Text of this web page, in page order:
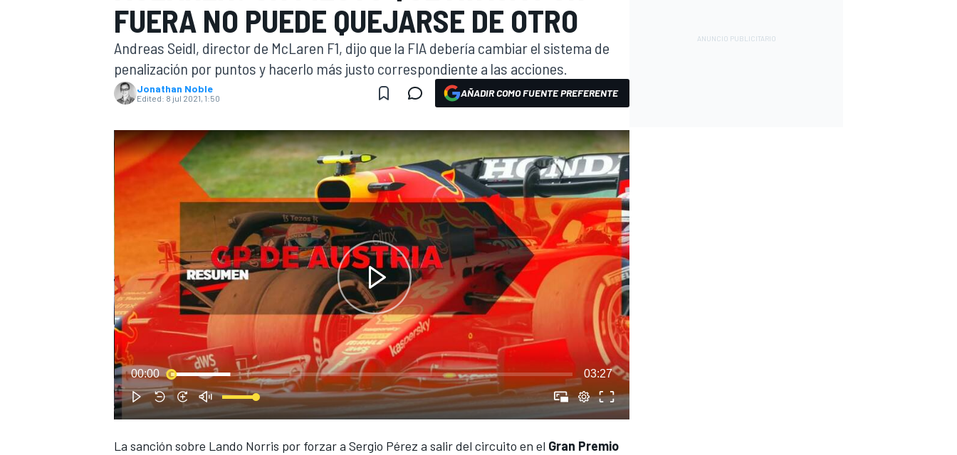
FÓRMULA E MOTO
NASCARINDYCARSPORTSCARRALLYTURISMO
MÁS
FUERA NO PUEDE QUEJARSE DE OTRO
Andreas Seidl, director de McLaren F1, dijo que la FIA debería cambiar el sistema de
penalización por puntos y hacerlo más justo correspondiente a las acciones.
Jonathan Noble
Edited: 8 jul 2021, 1:50 AÑADIR COMO FUENTE PREFERENTE
00:00 03:27
La sanción sobre Lando Norris por forzar a Sergio Pérez a salir del circuito en el Gran Premio